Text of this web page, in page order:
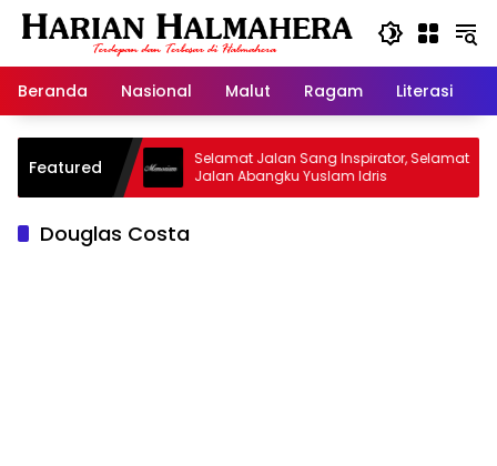
Langsung
Beranda
Nasional Malut Ragam Literasi
Featured
Warisan
Selamat Jalan Sang Inspirator, Selamat
Jalan Abangku Yuslam Idris
Douglas Costa